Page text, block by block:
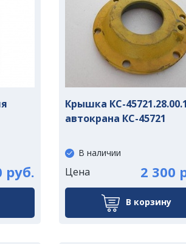
руб.
Крышка КС-
автокрана КС-45721
В наличии
Цена 2 300
В корзину